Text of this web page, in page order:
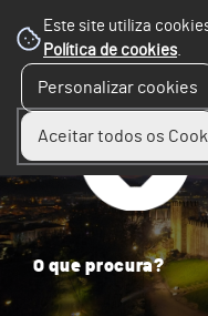
Este site utiliza
Política de cookies.
Personalizar cookies
Aceitar todos os